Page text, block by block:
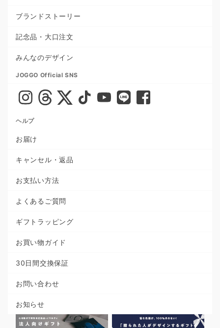
ブランドストーリー
記念品・大口注文
みんなのデザイン
JOGGO Official SNS
ヘルプ
お届け
キャンセル・返品
お支払い方法
よくあるご質問
ギフトラッピング
お買い物ガイド
30日間交換保証
お問い合わせ
お知らせ